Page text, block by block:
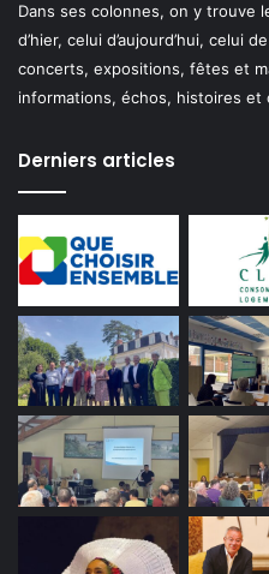
Dans ses colonnes, on y trouve
d’hier, celui d’aujourd’hui, celui
concerts, expositions, fêtes et
informations, échos, histoires et
Derniers articles